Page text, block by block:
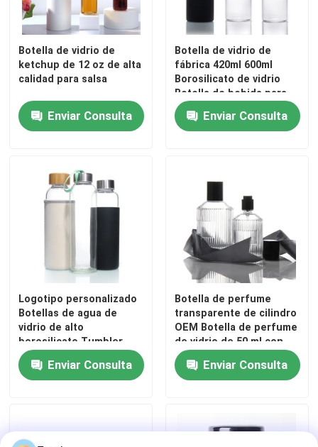
Botella de vidrio de
ketchup de 12 oz de alta
calidad para salsa
Enviar Consulta
Botella de vidrio de
fábrica 420ml 600ml
Borosilicato de vidrio
Botella de bebida para
deportes acuáticos
Enviar Consulta
Logotipo personalizado
Botellas de agua de
vidrio de alto
borosilicato Tumbler
BPA GRATUITO Botella
de agua potable
Enviar Consulta
Botella de perfume
transparente de cilindro
OEM Botella de perfume
de vidrio de 50 ml con
bombilla de
pulverización de caja
regalo
Enviar Consulta